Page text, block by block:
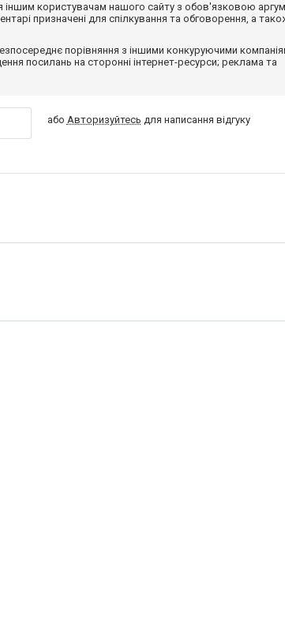
іншим користувачам нашого сайту з обов'язковою
призначені для спілкування та обговорення, а
порівняння з іншими конкуруючими
посилань на сторонні інтернет-ресурси; реклама та
або Авторизуйтесь для написання відгуку